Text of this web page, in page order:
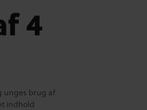
4
unges brug af
indhold